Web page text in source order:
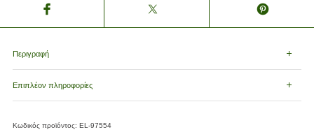
Περιγραφή
Επιπλέον πληροφορίες
Κωδικός προϊόντος: EL-97554